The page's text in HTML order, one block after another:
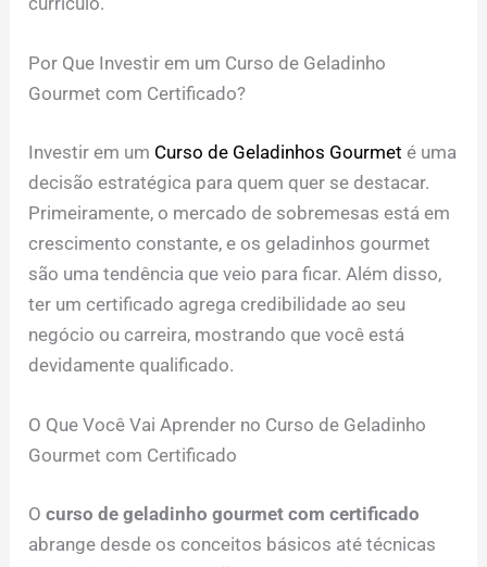
Por Que Investir em um Curso de Geladinho
Gourmet com Certificado?
Investir em um Curso de Geladinhos Gourmet é uma
decisão estratégica para quem quer se destacar.
Primeiramente, o mercado de sobremesas está em
crescimento constante, e os geladinhos gourmet
são uma tendência que veio para ficar. Além disso,
ter um certificado agrega credibilidade ao seu
negócio ou carreira, mostrando que você está
devidamente qualificado.
O Que Você Vai Aprender no Curso de Geladinho
Gourmet com Certificado
Ocurso de geladinho gourmet com certificado
abrange desde os conceitos básicos até técnicas